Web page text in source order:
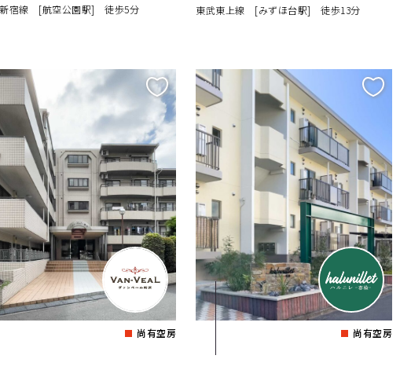
宿線 [航空公園駅] 徒歩5分
東武東上線 [みずほ台駅] 徒歩13分
尚有空房 尚有空房